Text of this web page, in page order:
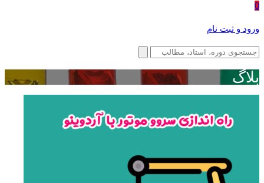
0
ورود و ثبت نام
بلاگ